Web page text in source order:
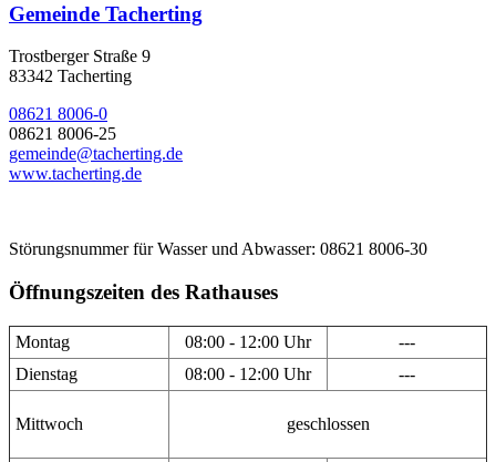
Gemeinde Tacherting
Trostberger Straße 9
83342 Tacherting
08621 8006-0
08621 8006-25
gemeinde@tacherting.de
www.tacherting.de
Störungsnummer für Wasser und Abwasser: 08621 8006-30
Öffnungszeiten des Rathauses
Montag 08:00 - 12:00 Uhr
---
Dienstag
08:00 - 12:00 Uhr ---
Mittwoch geschlossen